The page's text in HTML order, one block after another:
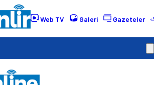
Web TV Galeri Gazeteler